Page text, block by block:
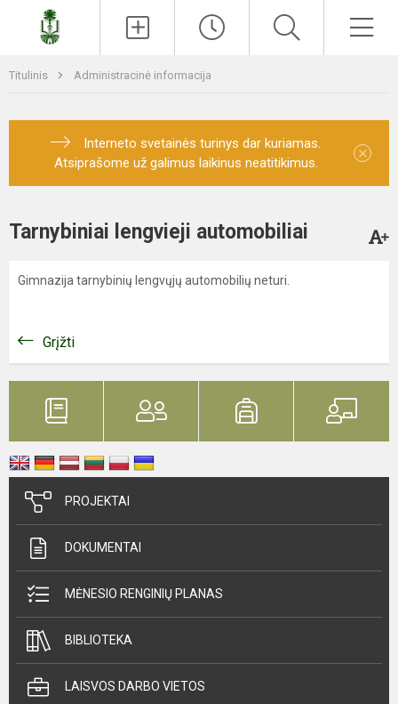
Titulinis Administracinė informacija
Interneto svetainės turinys dar kuriamas.
Atsiprašome už galimus laikinus neatitikimus.
×
Tarnybiniai lengvieji automobiliai
Gimnazija tarnybinių lengvųjų automobilių neturi.
Grįžti
PROJEKTAI
DOKUMENTAI
MĖNESIO RENGINIŲ PLANAS
BIBLIOTEKA
LAISVOS DARBO VIETOS